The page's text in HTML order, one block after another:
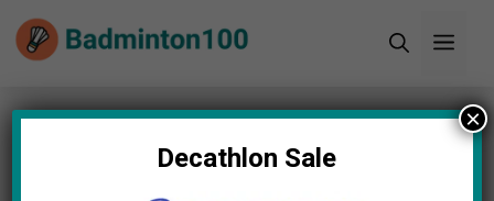
Zum
Inhalt
Startseite»Blog»Badminton Netzhöhe
Einstellbar Test: Die 5 besten (Bestenliste)
Decathlon Sale
×